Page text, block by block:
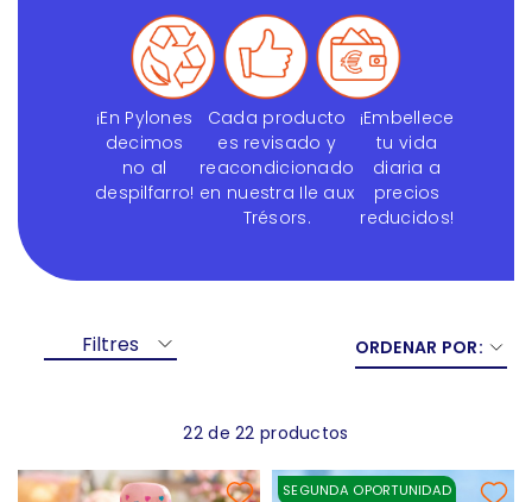
¡En Pylones
decimos
no al
despilfarro!
Cada producto
es revisado y
reacondicionado
en nuestra Ile aux
Trésors.
¡Embellece
tu vida
diaria a
precios
reducidos!
Filtres ORDENAR POR:
22 de 22 productos
SEGUNDA OPORTUNIDAD